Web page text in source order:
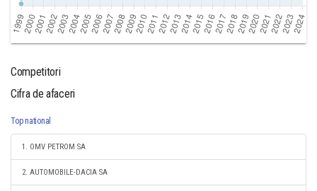
Competitori
Cifra de afaceri
Top national
1. OMV PETROM SA
2. AUTOMOBILE-DACIA SA